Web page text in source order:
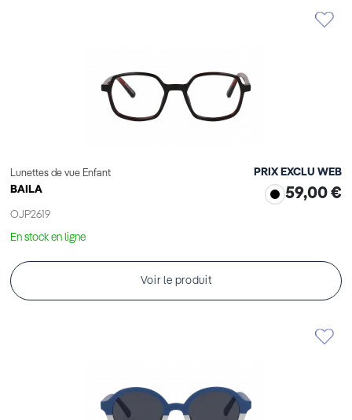
Lunettes de vue Enfant
BAILA
OJP2619
PRIX EXCLU WEB
59,00 €
En stock en ligne
Voir le produit